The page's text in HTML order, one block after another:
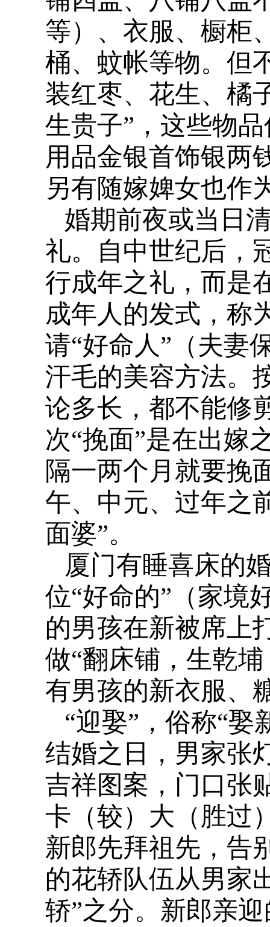
等）、衣服、橱柜
桶、蚊帐等物。但
装红枣、花生、橘
生贵子”，这些物
用品金银首饰银两
另有随嫁婢女也作
婚期前夜或当日
礼。自中世纪后，
行成年之礼，而是
成年人的发式，称
请“好命人”（夫妻
汗毛的美容方法。
论多长，都不能修
次“挽面”是在出嫁
隔一两个月就要挽
午、中元、过年之
面婆”。
厦门有睡喜床的
位“好命的”（家境
的男孩在新被席上
做“翻床铺，生乾
有男孩的新衣服、
“迎娶”，俗称“
结婚之日，男家张
吉祥图案，门口张
卡（较）大（胜过
新郎先拜祖先，告
的花轿队伍从男家
轿”之分。新郎亲